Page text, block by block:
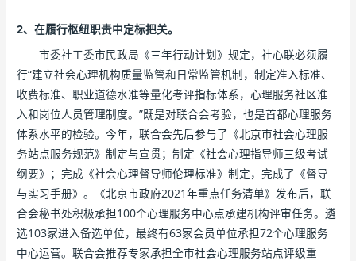
2、在履行枢纽职责中定标把关。
市委社工委市民政局《三年行动计划》规定，社心联必须履
行“建立社会心理机构质量监管和日常监管机制，制定准入标准、
收费标准、职业道德水准等量化考评指标体系，心理服务社区准
入和岗位人员管理制度。”既是对联合会考验，也是首都心理服务
体系水平的检验。今年，联合会先后参与了《北京市社会心理服
务站点服务规范》制定与宣贯；制定《社会心理指导师三级考试
纲要》；完成《社会心理督导师伦理标准》制定，完成了《督导
与实习手册》。《北京市政府2021年重点任务清单》发布后，联
合会秘书处积极承担100个心理服务中心点承建机构评审任务。遴
选103家进入备选单位，最终有63家会员单位承担72个心理服务
中心运营。联合会推荐专家承担全市社会心理服务站点评级重